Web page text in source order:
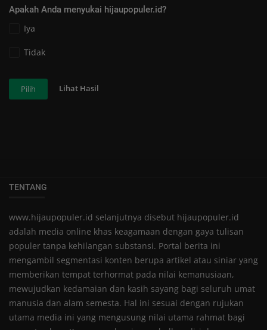
Apakah Anda menyukai hijaupopuler.id?
Iya
Tidak
Pilih Lihat Hasil
TENTANG
www.hijaupopuler.id selanjutnya disebut hijaupopuler.id
adalah media online khas keagamaan dengan gaya tulisan
populer tanpa kehilangan substansi. Portal berita ini
mengambil segmentasi konten berupa artikel atau siniar yang
memberikan tempat terhormat pada nilai kemanusiaan,
mewujudkan kedamaian dan kasih sayang bagi seluruh umat
manusia dan alam semesta. Hal ini sesuai dengan rujukan
utama media ini yang mengusung nilai utama rahmat bagi